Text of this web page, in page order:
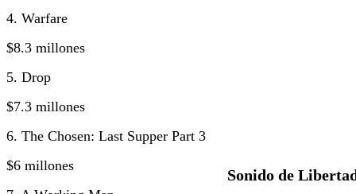
4. Warfare
$8.3 millones
5. Drop
$7.3 millones
6. The Chosen: Last Supper Part 3
$6 millones
Sonido de